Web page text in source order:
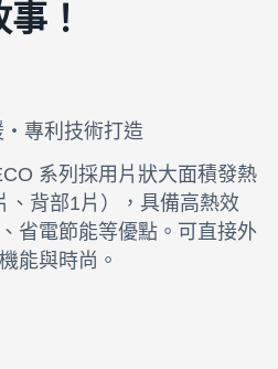
！
專利技術打造
系列採用片狀大面積發熱
、背部1片），具備高熱效
省電節能等優點。可直接外
能與時尚。